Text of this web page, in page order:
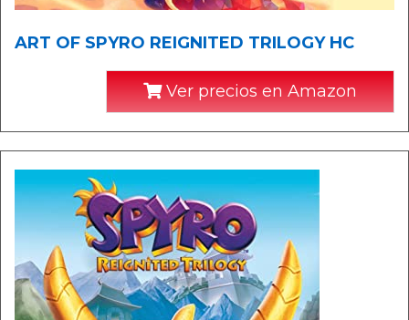
ART OF SPYRO REIGNITED TRILOGY HC
Ver precios en Amazon